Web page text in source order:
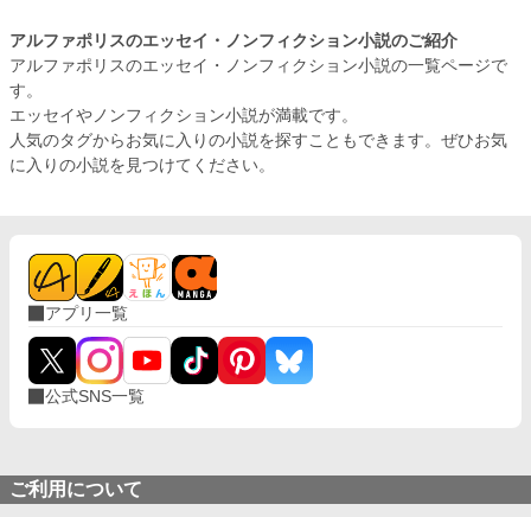
アルファポリスのエッセイ・ノンフィクション小説のご紹介
アルファポリスのエッセイ・ノンフィクション小説の一覧ページで
す。
エッセイやノンフィクション小説が満載です。
人気のタグからお気に入りの小説を探すこともできます。ぜひお気
に入りの小説を見つけてください。
アプリ一覧
公式SNS一覧
ご利用について